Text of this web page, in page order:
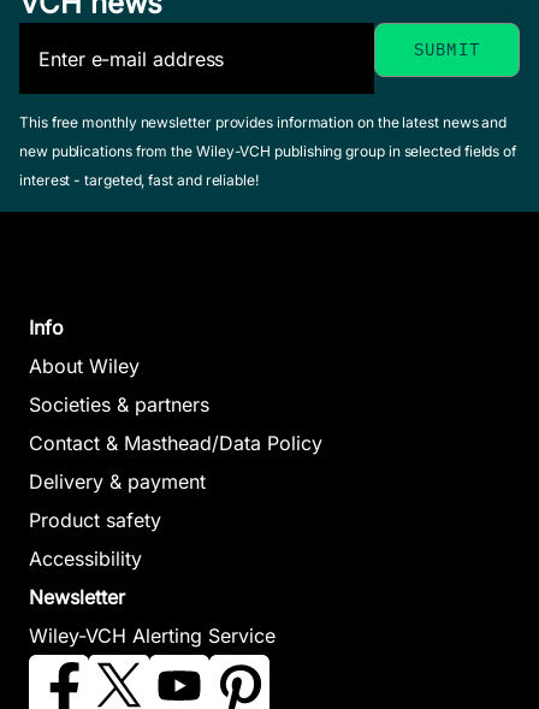
This free monthly newsletter provides information on the latest news and
new publications from the Wiley-VCH publishing group in selected fields of
interest - targeted, fast and reliable!
Info
About Wiley
Societies & partners
Contact & Masthead/Data Policy
Delivery & payment
Product safety
Accessibility
Newsletter
Wiley-VCH Alerting Service